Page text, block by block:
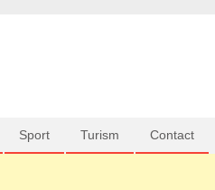
Sport Turism Contact